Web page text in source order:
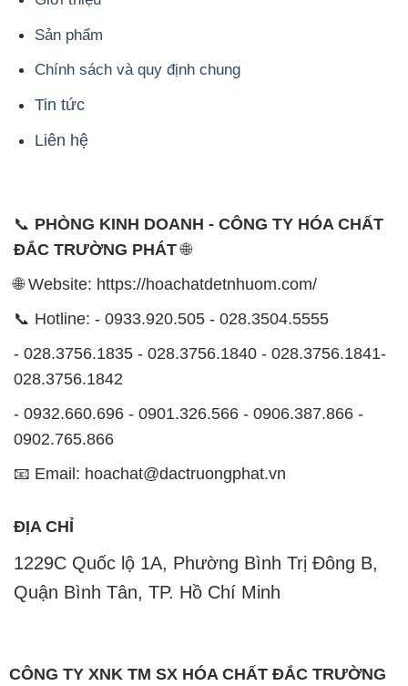
Sản phẩm
Chính sách và quy định chung
Tin tức
Liên hệ
📞 PHÒNG KINH DOANH - CÔNG TY HÓA CHẤT
ĐẮC TRƯỜNG PHÁT🌐
🌐 Website: https://hoachatdetnhuom.com/
📞 Hotline: - 0933.920.505 - 028.3504.5555
- 028.3756.1835 - 028.3756.1840 - 028.3756.1841-
028.3756.1842
- 0932.660.696 - 0901.326.566 - 0906.387.866 -
0902.765.866
📧 Email: hoachat@dactruongphat.vn
ĐỊA CHỈ
1229C Quốc lộ 1A, Phường Bình Trị Đông B,
Quận Bình Tân, TP. Hồ Chí Minh
CÔNG TY XNK TM SX HÓA CHẤT ĐẮC TRƯỜNG